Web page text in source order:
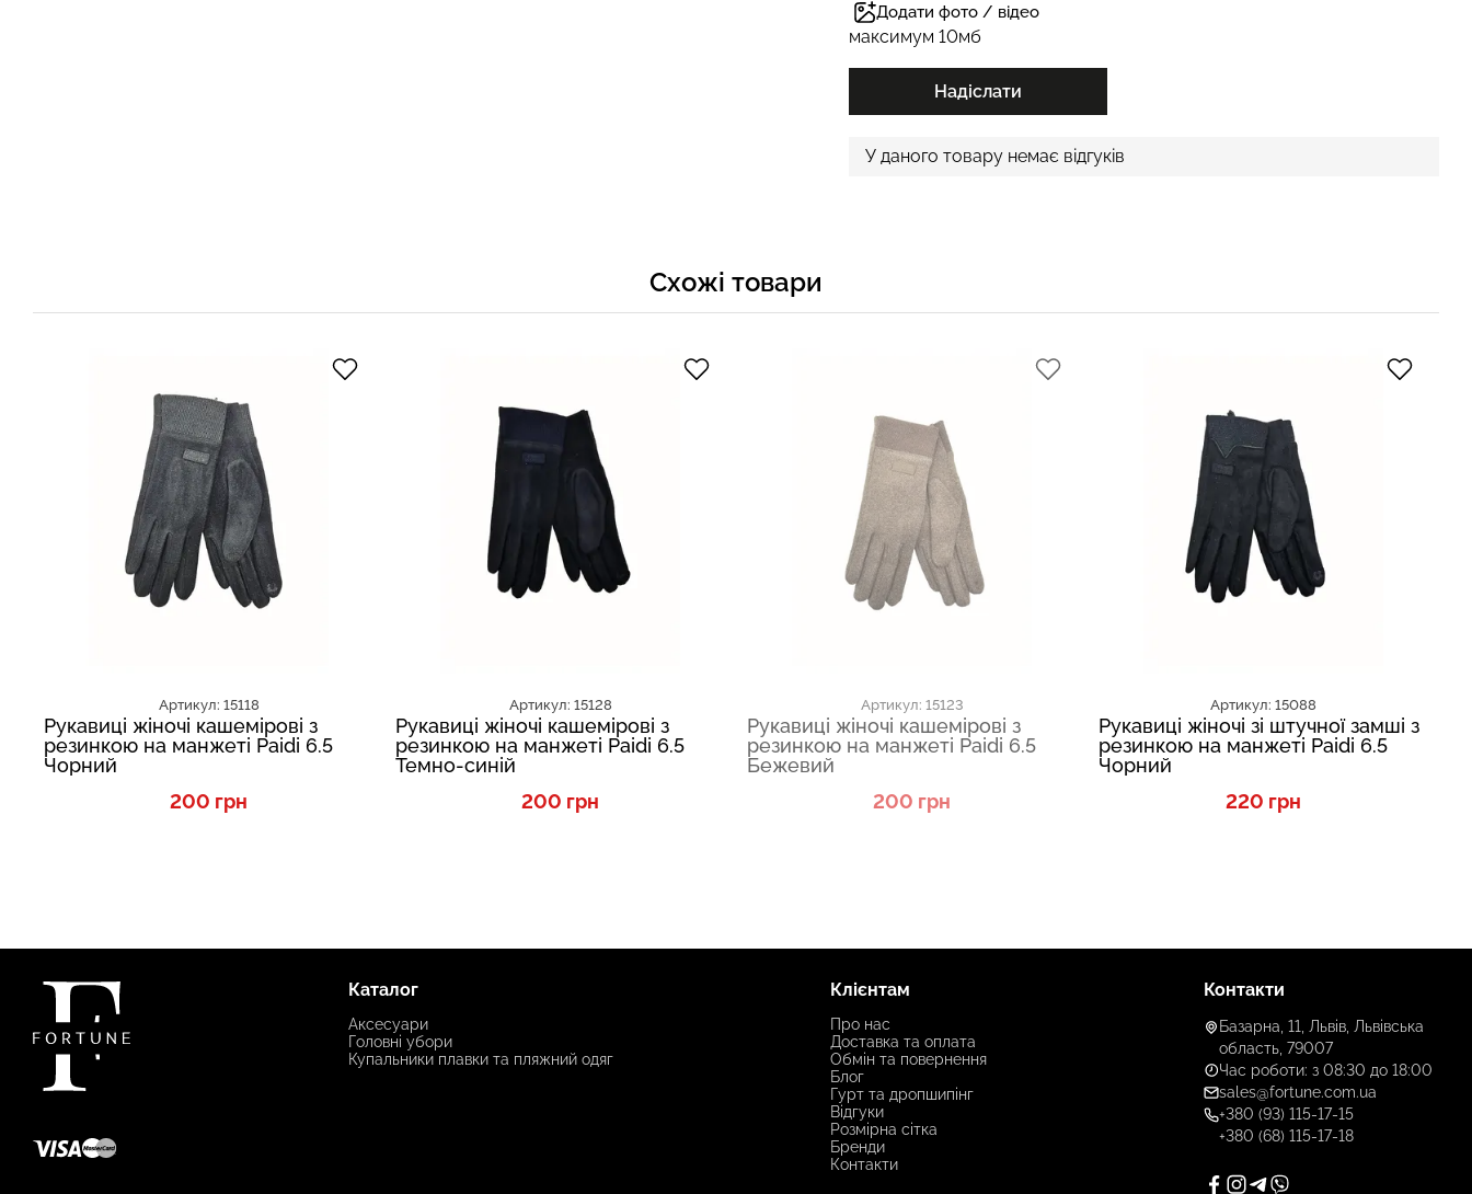
Додати фото / відео
максимум 10мб
Надіслати
У даного товару немає відгуків
Схожі товари
Артикул: 15118
Рукавиці жіночі кашемірові з
резинкою на манжеті Paidi 6.5
Чорний
200 грн
Артикул: 15128
Рукавиці жіночі кашемірові з
резинкою на манжеті Paidi 6.5
Темно-синій
200 грн
Артикул: 15123
Рукавиці жіночі кашемірові з
резинкою на манжеті Paidi 6.5
Бежевий
200 грн
Артикул: 15088
Рукавиці жіночі зі штучної замші з
резинкою на манжеті Paidi 6.5
Чорний
220 грн
Каталог
Аксесуари
Головні убори
Купальники плавки та пляжний одяг
Клієнтам
Про нас
Доставка та оплата
Обмін та повернення
Блог
Гурт та дропшипінг
Відгуки
Розмірна сітка
Бренди
Контакти
Контакти
Базарна, 11, Львів, Львівська
область, 79007
Час роботи: з 08:30 до 18:00
sales@fortune.com.ua
+380 (93) 115-17-15
+380 (68) 115-17-18